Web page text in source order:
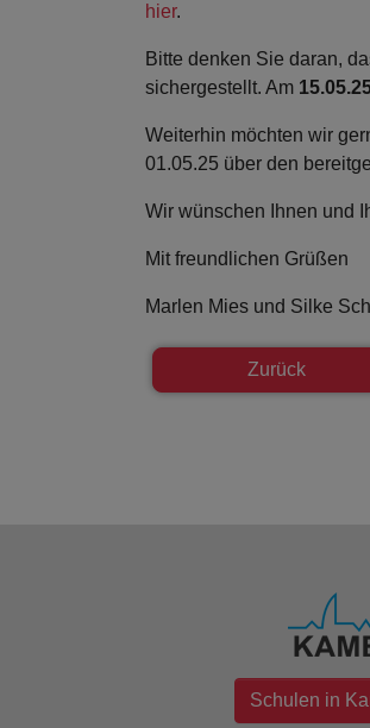
hier.
Bitte denken Sie daran,
sichergestellt. Am
Weiterhin möchten wir
01.05.25 über den
Wir wünschen Ihnen und
Mit freundlichen Grüßen
Marlen Mies und Silke
Zurück
Schulen in